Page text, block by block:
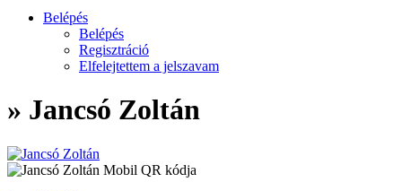
Belépés
Belépés
Regisztráció
Elfelejtettem a jelszavam
» Jancsó Zoltán